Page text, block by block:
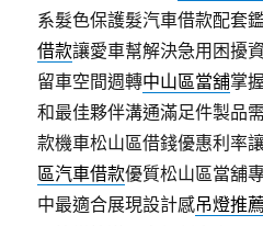
系髮色保護髮汽車借款配套
借款讓愛車幫解決急用困擾
留車空間週轉中山區當舖掌
和最佳夥伴溝通滿足件製品
款機車松山區借錢優惠利率
區汽車借款優質松山區當舖
中最適合展現設計感吊燈推